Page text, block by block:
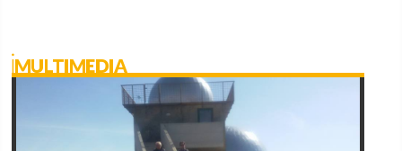
iMULTIMEDIA